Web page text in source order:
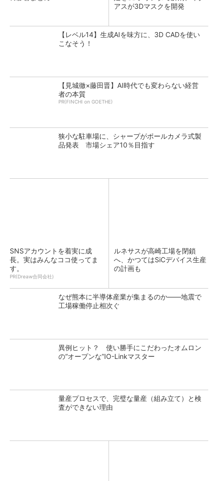
アスが3Dマスクを開発
【レベル14】生成AIを味方に、3D CADを使い
こなそう！
【見城徹×藤田晋】AI時代でも変わらない経営
者の本質
PR(FINCHI on GOETHE)
狭小な駐車場に、シャープがポールカメラ式製
品発表 市場シェア10％目指す
SNSアカウントを着実に成
長。実はみんなココ使ってま
す。
PR(Dreaw合同会社)
ルネサスが高崎工場を閉鎖
へ、かつてはSiCデバイス生産
の計画も
なぜ熊本に半導体産業が集まるのか――地震で
工場稼働停止相次ぐ
異例ヒット？ 使い勝手にこだわったオムロン
の“オープンな”IO-Linkマスター
量産プロセスで、完璧な量産（組み立て）と検
査ができない理由